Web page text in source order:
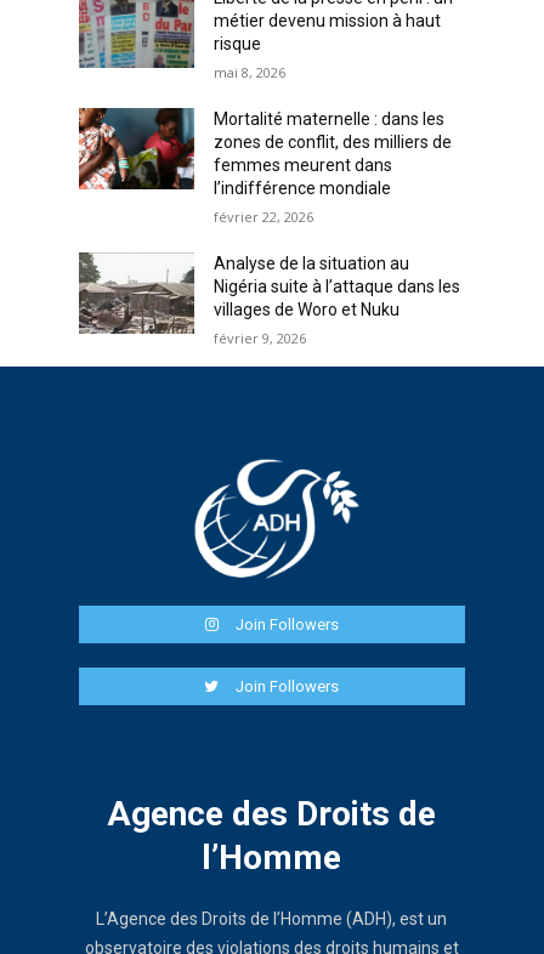
métier devenu mission à haut
risque
mai 8, 2026
Mortalité maternelle : dans les
zones de conflit, des milliers de
femmes meurent dans
l’indifférence mondiale
février 22, 2026
Analyse de la situation au
Nigéria suite à l’attaque dans les
villages de Woro et Nuku
février 9, 2026
Join Followers
Join Followers
Agence des Droits de
l’Homme
L’Agence des Droits de l’Homme (ADH), est un
observatoire des violations des droits humains et